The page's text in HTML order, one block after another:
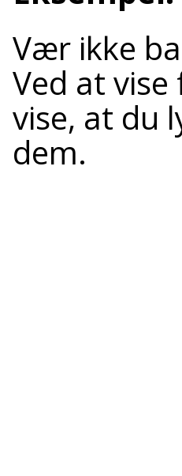
Vær ikke
Ved at
vise, at du
dem.